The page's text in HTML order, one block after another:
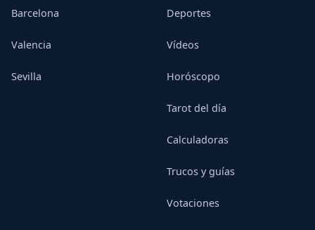
Barcelona
Valencia
Sevilla
Deportes
Vídeos
Horóscopo
Tarot del día
Calculadoras
Trucos y guías
Votaciones